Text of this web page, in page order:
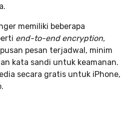
memiliki beberapa
end-to-end encryption,
pesan terjadwal, minim
kata sandi untuk keamanan.
secara gratis untuk iPhone,